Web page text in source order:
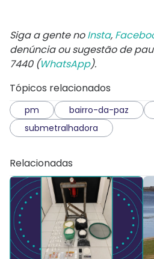
Siga a gente noInsta,
denúncia ou sugestão de
7440 (WhatsApp).
Tópicos relacionados
pm bairro-da-paz
submetralhadora
Relacionadas